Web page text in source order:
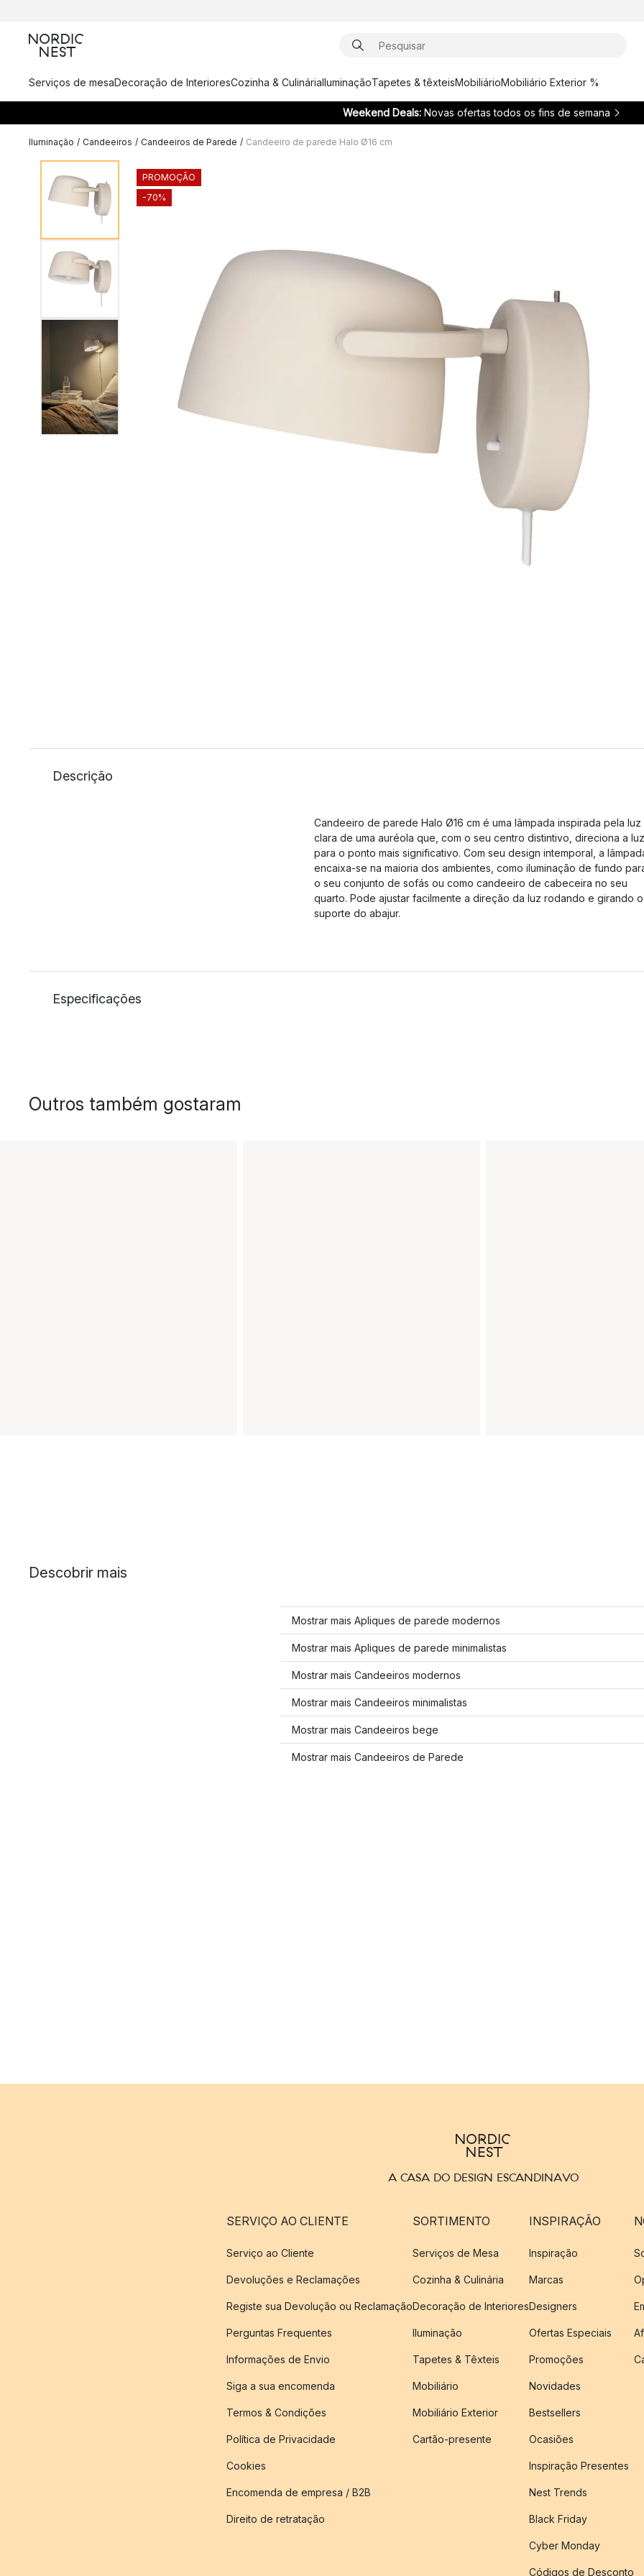
Serviços de mesaDecoração de InterioresCozinha & CulináriaIluminaçãoTapetes & têxteisMobiliárioMobiliário Exterior %
Weekend Deals: Novas ofertas todos os fins de semana
Iluminação / Candeeiros / Candeeiros de Parede / Candeeiro de parede Halo Ø16 cm
PROMOÇÃO
-70%
Descrição
Candeeiro de parede Halo Ø16 cm é uma lâmpada inspirada pela luz
clara de uma auréola que, com o seu centro distintivo, direciona a luz
para o ponto mais significativo. Com seu design intemporal, a
encaixa-se na maioria dos ambientes, como iluminação de fundo
o seu conjunto de sofás ou como candeeiro de cabeceira no seu
quarto. Pode ajustar facilmente a direção da luz rodando e girando o
suporte do abajur.
Especificações
Outros também gostaram
Descobrir mais
Mostrar mais Apliques de parede modernos
Mostrar mais Apliques de parede minimalistas
Mostrar mais Candeeiros modernos
Mostrar mais Candeeiros minimalistas
Mostrar mais Candeeiros bege
Mostrar mais Candeeiros de Parede
A CASA DO DESIGN ESCANDINAVO
SERVIÇO AO CLIENTE
Serviço ao Cliente
Devoluções e Reclamações
Registe sua Devolução ou Reclamação
Perguntas Frequentes
Informações de Envio
Siga a sua encomenda
Termos & Condições
Política de Privacidade
Cookies
Encomenda de empresa / B2B
Direito de retratação
SORTIMENTO
Serviços de Mesa
Cozinha & Culinária
Decoração de Interiores
Iluminação
Tapetes & Têxteis
Mobiliário
Mobiliário Exterior
Cartão-presente
INSPIRAÇÃO
Inspiração
Marcas
Designers
Ofertas Especiais
Promoções
Novidades
Bestsellers
Ocasiões
Inspiração Presentes
Nest Trends
Black Friday
Cyber Monday
Códigos de Desconto